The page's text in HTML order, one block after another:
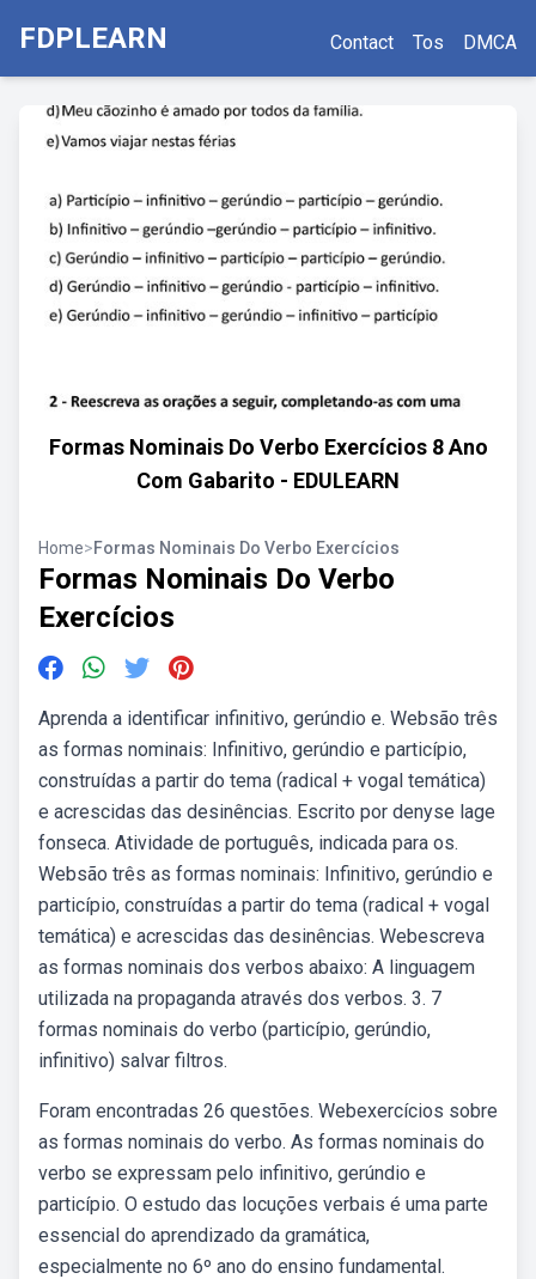
FDPLEARN Contact Tos DMCA
Formas Nominais Do Verbo Exercícios 8 Ano
Com Gabarito - EDULEARN
Home>Formas Nominais Do Verbo Exercícios
Formas Nominais Do Verbo
Exercícios
Aprenda a identificar infinitivo, gerúndio e. Websão três
as formas nominais: Infinitivo, gerúndio e particípio,
construídas a partir do tema (radical + vogal temática)
e acrescidas das desinências. Escrito por denyse lage
fonseca. Atividade de português, indicada para os.
Websão três as formas nominais: Infinitivo, gerúndio e
particípio, construídas a partir do tema (radical + vogal
temática) e acrescidas das desinências. Webescreva
as formas nominais dos verbos abaixo: A linguagem
utilizada na propaganda através dos verbos. 3. 7
formas nominais do verbo (particípio, gerúndio,
infinitivo) salvar filtros.
Foram encontradas 26 questões. Webexercícios sobre
as formas nominais do verbo. As formas nominais do
verbo se expressam pelo infinitivo, gerúndio e
particípio. O estudo das locuções verbais é uma parte
essencial do aprendizado da gramática,
especialmente no 6º ano do ensino fundamental.